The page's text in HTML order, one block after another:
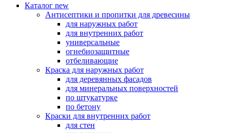
Каталог new
Антисептики и пропитки для древесины
для наружных работ
для внутренних работ
универсальные
огнебиозащитные
отбеливающие
Краска для наружных работ
для деревянных фасадов
для минеральных поверхностей
по штукатурке
по бетону
Краски для внутренних работ
для стен